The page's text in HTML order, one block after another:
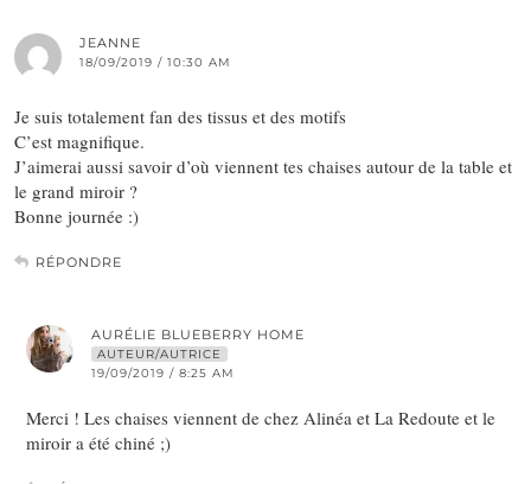
JEANNE
18/09/2019 / 10:30 AM
Je suis totalement fan des tissus et des motifs
C’est magnifique.
J’aimerai aussi savoir d’où viennent tes chaises autour de la table et
le grand miroir ?
Bonne journée :)
RÉPONDRE
AURÉLIE BLUEBERRY HOME
AUTEUR/AUTRICE
19/09/2019 / 8:25 AM
Merci ! Les chaises viennent de chez Alinéa et La Redoute et le
miroir a été chiné ;)